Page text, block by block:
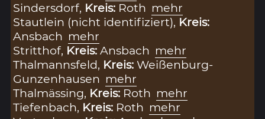
Sindersdorf, Kreis: Roth mehr
Stautlein (nicht identifiziert), Kreis:
Ansbach mehr
Stritthof, Kreis:Ansbach mehr
Thalmannsfeld, Kreis:Weißenburg-
Gunzenhausen mehr
Thalmässing, Kreis: Roth mehr
Tiefenbach, Kreis: Roth mehr